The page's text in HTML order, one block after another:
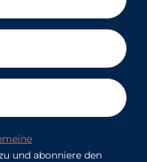
und abonniere den